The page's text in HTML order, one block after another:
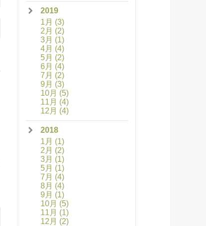
2019
1月 (3)
2月 (2)
3月 (1)
4月 (4)
5月 (2)
6月 (4)
7月 (2)
9月 (3)
10月 (5)
11月 (4)
12月 (4)
2018
1月 (1)
2月 (2)
3月 (1)
5月 (1)
7月 (4)
8月 (4)
9月 (1)
10月 (5)
11月 (1)
12月 (2)